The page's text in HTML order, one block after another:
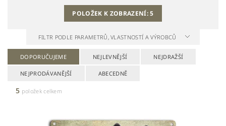
POLOŽEK K ZOBRAZENÍ:5
FILTR PODLE PARAMETRŮ, VLASTNOSTÍ A VÝROBCŮ
DOPORUČUJEME NEJLEVNĚJŠÍ NEJDRAŽŠÍ
NEJPRODÁVANĚJŠÍ ABECEDNĚ
5 položek celkem